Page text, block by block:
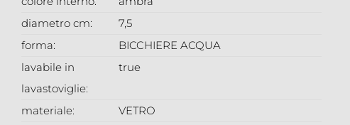
diametro cm:
7,5
forma:
BICCHIERE ACQUA
lavabile in
lavastoviglie:
true
materiale:
VETRO